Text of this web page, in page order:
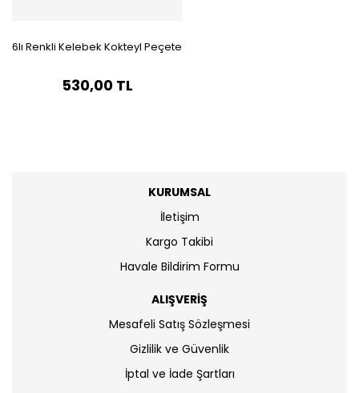
6lı Renkli Kelebek Kokteyl Peçete
530,00 TL
KURUMSAL
İletişim
Kargo Takibi
Havale Bildirim Formu
ALIŞVERİŞ
Mesafeli Satış Sözleşmesi
Gizlilik ve Güvenlik
İptal ve İade Şartları